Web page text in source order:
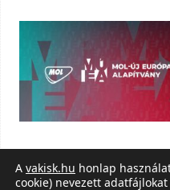
A vakisk.hu honlap
cookie) nevezett